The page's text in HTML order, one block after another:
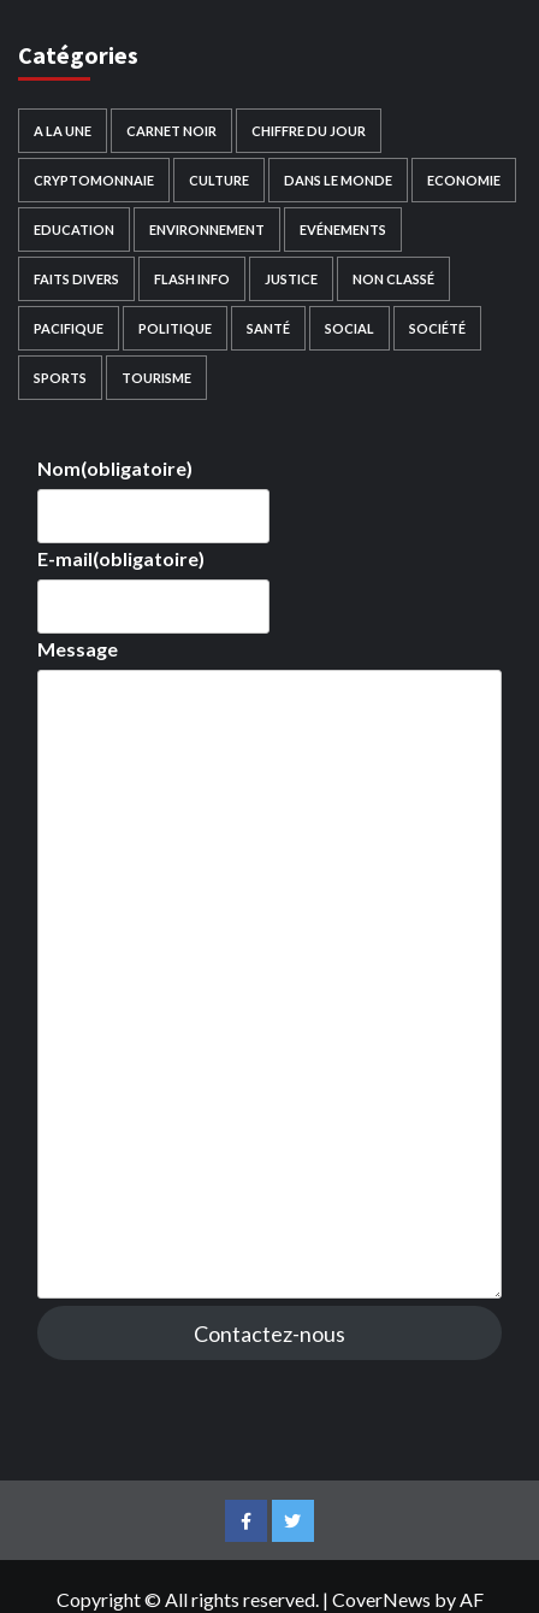
Catégories
A LA UNE CARNET NOIR CHIFFRE DU JOUR
CRYPTOMONNAIE CULTURE DANS LE MONDE ECONOMIE
EDUCATION ENVIRONNEMENT EVÉNEMENTS
FAITS DIVERS FLASH INFO JUSTICE NON CLASSÉ
PACIFIQUE POLITIQUE SANTÉ SOCIAL SOCIÉTÉ
SPORTS TOURISME
Nom(obligatoire)
E-mail(obligatoire)
Message
Contactez-nous
FacebookTwitter
Copyright © All rights reserved. | CoverNews by AF